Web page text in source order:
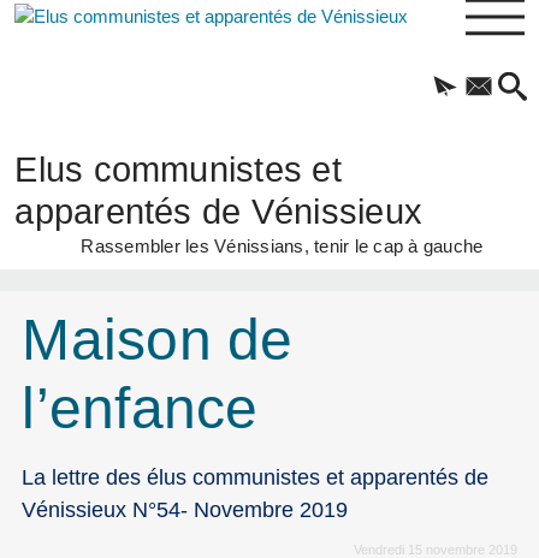
Elus communistes et
apparentés de Vénissieux
Rassembler les Vénissians, tenir le cap à gauche
Maison de
l’enfance
La lettre des élus communistes et apparentés de
Vénissieux N°54- Novembre 2019
Vendredi 15 novembre 2019